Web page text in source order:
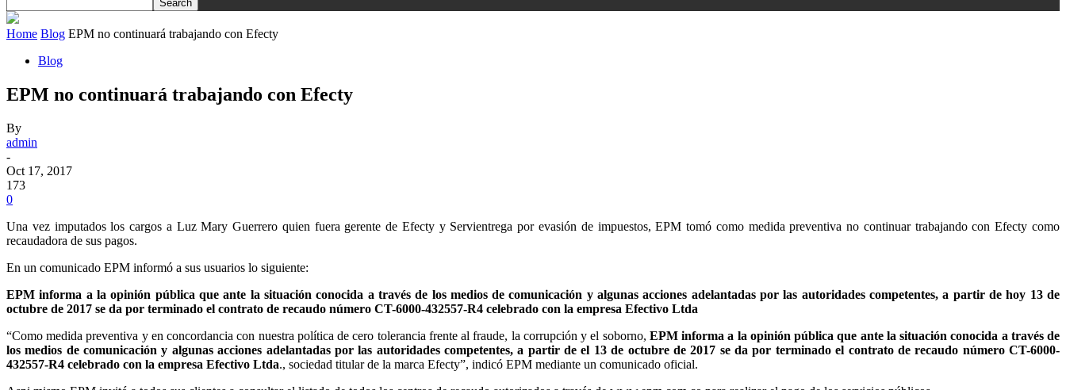
Home Blog EPM no continuará trabajando con Efecty
Blog
EPM no continuará trabajando con Efecty
By
admin
-
Oct 17, 2017
173
0
Una vez imputados los cargos a Luz Mary Guerrero quien fuera gerente de Efecty y Servientrega por evasión de impuestos, EPM tomó como medida preventiva no continuar trabajando con Efecty como
recaudadora de sus pagos.
En un comunicado EPM informó a sus usuarios lo siguiente:
EPM informa a la opinión pública que ante la situación conocida a través de los medios de comunicación y algunas acciones adelantadas por las autoridades competentes, a partir de hoy 13 de
octubre de 2017 se da por terminado el contrato de recaudo número CT-6000-432557-R4 celebrado con la empresa Efectivo Ltda
“Como medida preventiva y en concordancia con nuestra política de cero tolerancia frente al fraude, la corrupción y el soborno, EPM informa a la opinión pública que ante la situación conocida a través de
los medios de comunicación y algunas acciones adelantadas por las autoridades competentes, a partir de el 13 de octubre de 2017 se da por terminado el contrato de recaudo número CT-6000-
432557-R4 celebrado con la empresa Efectivo Ltda., sociedad titular de la marca Efecty”, indicó EPM mediante un comunicado oficial.